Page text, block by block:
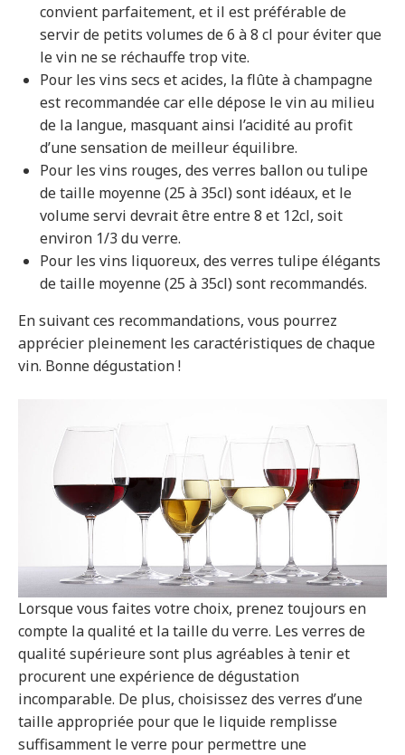
convient parfaitement, et il est préférable de
servir de petits volumes de 6 à 8 cl pour éviter que
le vin ne se réchauffe trop vite.
Pour les vins secs et acides, la flûte à champagne
est recommandée car elle dépose le vin au milieu
de la langue, masquant ainsi l’acidité au profit
d’une sensation de meilleur équilibre.
Pour les vins rouges, des verres ballon ou tulipe
de taille moyenne (25 à 35cl) sont idéaux, et le
volume servi devrait être entre 8 et 12cl, soit
environ 1/3 du verre.
Pour les vins liquoreux, des verres tulipe élégants
de taille moyenne (25 à 35cl) sont recommandés.
En suivant ces recommandations, vous pourrez
apprécier pleinement les caractéristiques de chaque
vin. Bonne dégustation !
Lorsque vous faites votre choix, prenez toujours en
compte la qualité et la taille du verre. Les verres de
qualité supérieure sont plus agréables à tenir et
procurent une expérience de dégustation
incomparable. De plus, choisissez des verres d’une
taille appropriée pour que le liquide remplisse
suffisamment le verre pour permettre une